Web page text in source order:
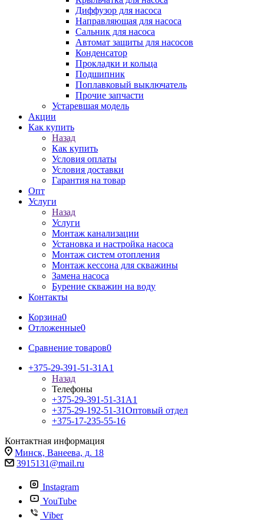
Диффузор для насоса
Направляющая для насоса
Сальник для насоса
Автомат защиты для насосов
Конденсатор
Прокладки и кольца
Подшипник
Поплавковый выключатель
Прочие запчасти
Устаревшая модель
Акции
Как купить
Назад
Как купить
Условия оплаты
Условия доставки
Гарантия на товар
Опт
Услуги
Назад
Услуги
Монтаж канализации
Установка и настройка насоса
Монтаж систем отопления
Монтаж кессона для скважины
Замена насоса
Бурение скважин на воду
Контакты
Корзина0
Отложенные0
Сравнение товаров0
+375-29-391-51-31 A1
Назад
Телефоны
+375-29-391-51-31 A1
+375-29-192-51-31Оптовый отдел
+375-17-235-55-16
Контактная информация
Минск, Ванеева, д. 18
3915131@mail.ru
Instagram
YouTube
Viber